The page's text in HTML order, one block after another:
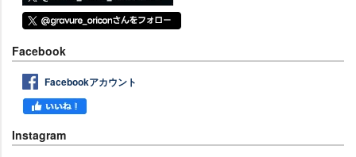
Facebook
Facebookアカウント
Instagram